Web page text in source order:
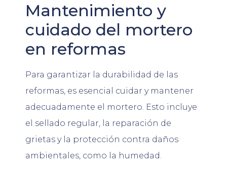
Mantenimiento y
cuidado del mortero
en reformas
Para garantizar la durabilidad de las
reformas, es esencial cuidar y mantener
adecuadamente el mortero. Esto incluye
el sellado regular, la reparación de
grietas y la protección contra daños
ambientales, como la humedad.